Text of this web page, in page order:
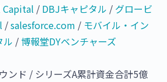
Capital / DBJキャピタル / グロービ
/salesforce.com / モバイル・イン
ル / 博報堂DYベンチャーズ
ンド / シリーズA累計資金合計5億